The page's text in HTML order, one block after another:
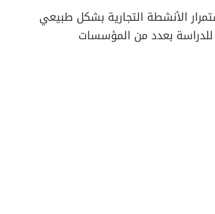
الأنشطة التجارية بشكل طبيعي
بعدد من المؤسسات